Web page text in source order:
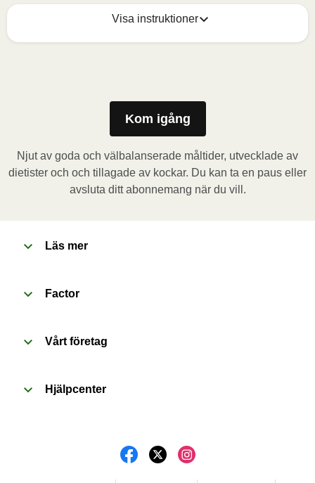
Visa instruktioner
måltiden vila i 1 minut innan du tar bort folien. Se upp
för varm ånga när du öppnar behållaren.
Ugn (170˚C): Förvärm ugnen. Ta bort kartongremsan
och stick några hål i folien. Placera behållaren i den
förvärmda ugnen och värm måltiden i 20 minuter. Låt
Kom igång
Njut av goda och välbalanserade måltider, utvecklade av
dietister och och tillagade av kockar. Du kan ta en paus eller
avsluta ditt abonnemang när du vill.
Läs mer
Factor
Vårt företag
Hjälpcenter